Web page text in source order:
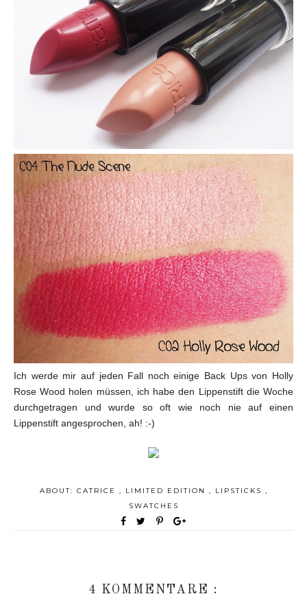
Ich werde mir auf jeden Fall noch einige Back Ups von Holly
Rose Wood holen müssen, ich habe den Lippenstift die Woche
durchgetragen und wurde so oft wie noch nie auf einen
Lippenstift angesprochen, ah! :-)
ABOUT: CATRICE , LIMITED EDITION , LIPSTICKS ,
SWATCHES
4 KOMMENTARE :